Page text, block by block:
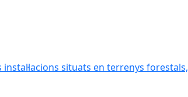
situats en terrenys forestals,